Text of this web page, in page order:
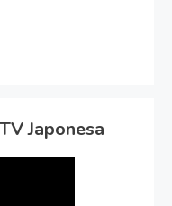
Japonesa